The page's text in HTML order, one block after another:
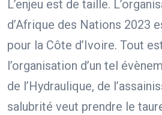
L’enjeu est de taille.
d’Afrique des Nations 2023
pour la Côte d’Ivoire. Tout
l’organisation d’un tel
de l’Hydraulique, de
salubrité veut prendre le